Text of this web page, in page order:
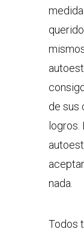
de sus
nada.
Todos